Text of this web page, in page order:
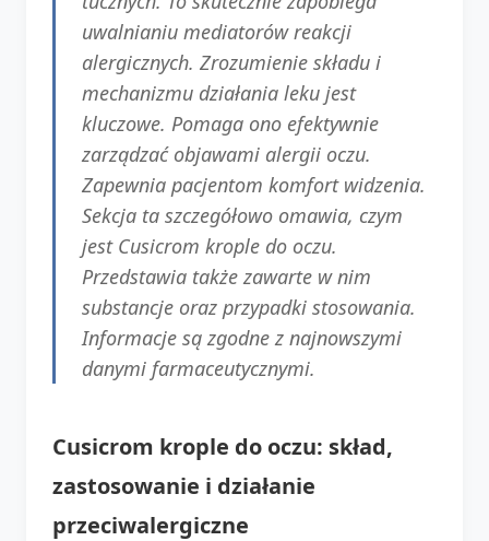
uwalnianiu mediatorów reakcji
alergicznych. Zrozumienie składu i
mechanizmu działania leku jest
kluczowe. Pomaga ono efektywnie
zarządzać objawami alergii oczu.
Zapewnia pacjentom komfort widzenia.
Sekcja ta szczegółowo omawia, czym
jest Cusicrom krople do oczu.
Przedstawia także zawarte w nim
substancje oraz przypadki stosowania.
Informacje są zgodne z najnowszymi
danymi farmaceutycznymi.
Cusicrom krople do oczu: skład,
zastosowanie i działanie
przeciwalergiczne